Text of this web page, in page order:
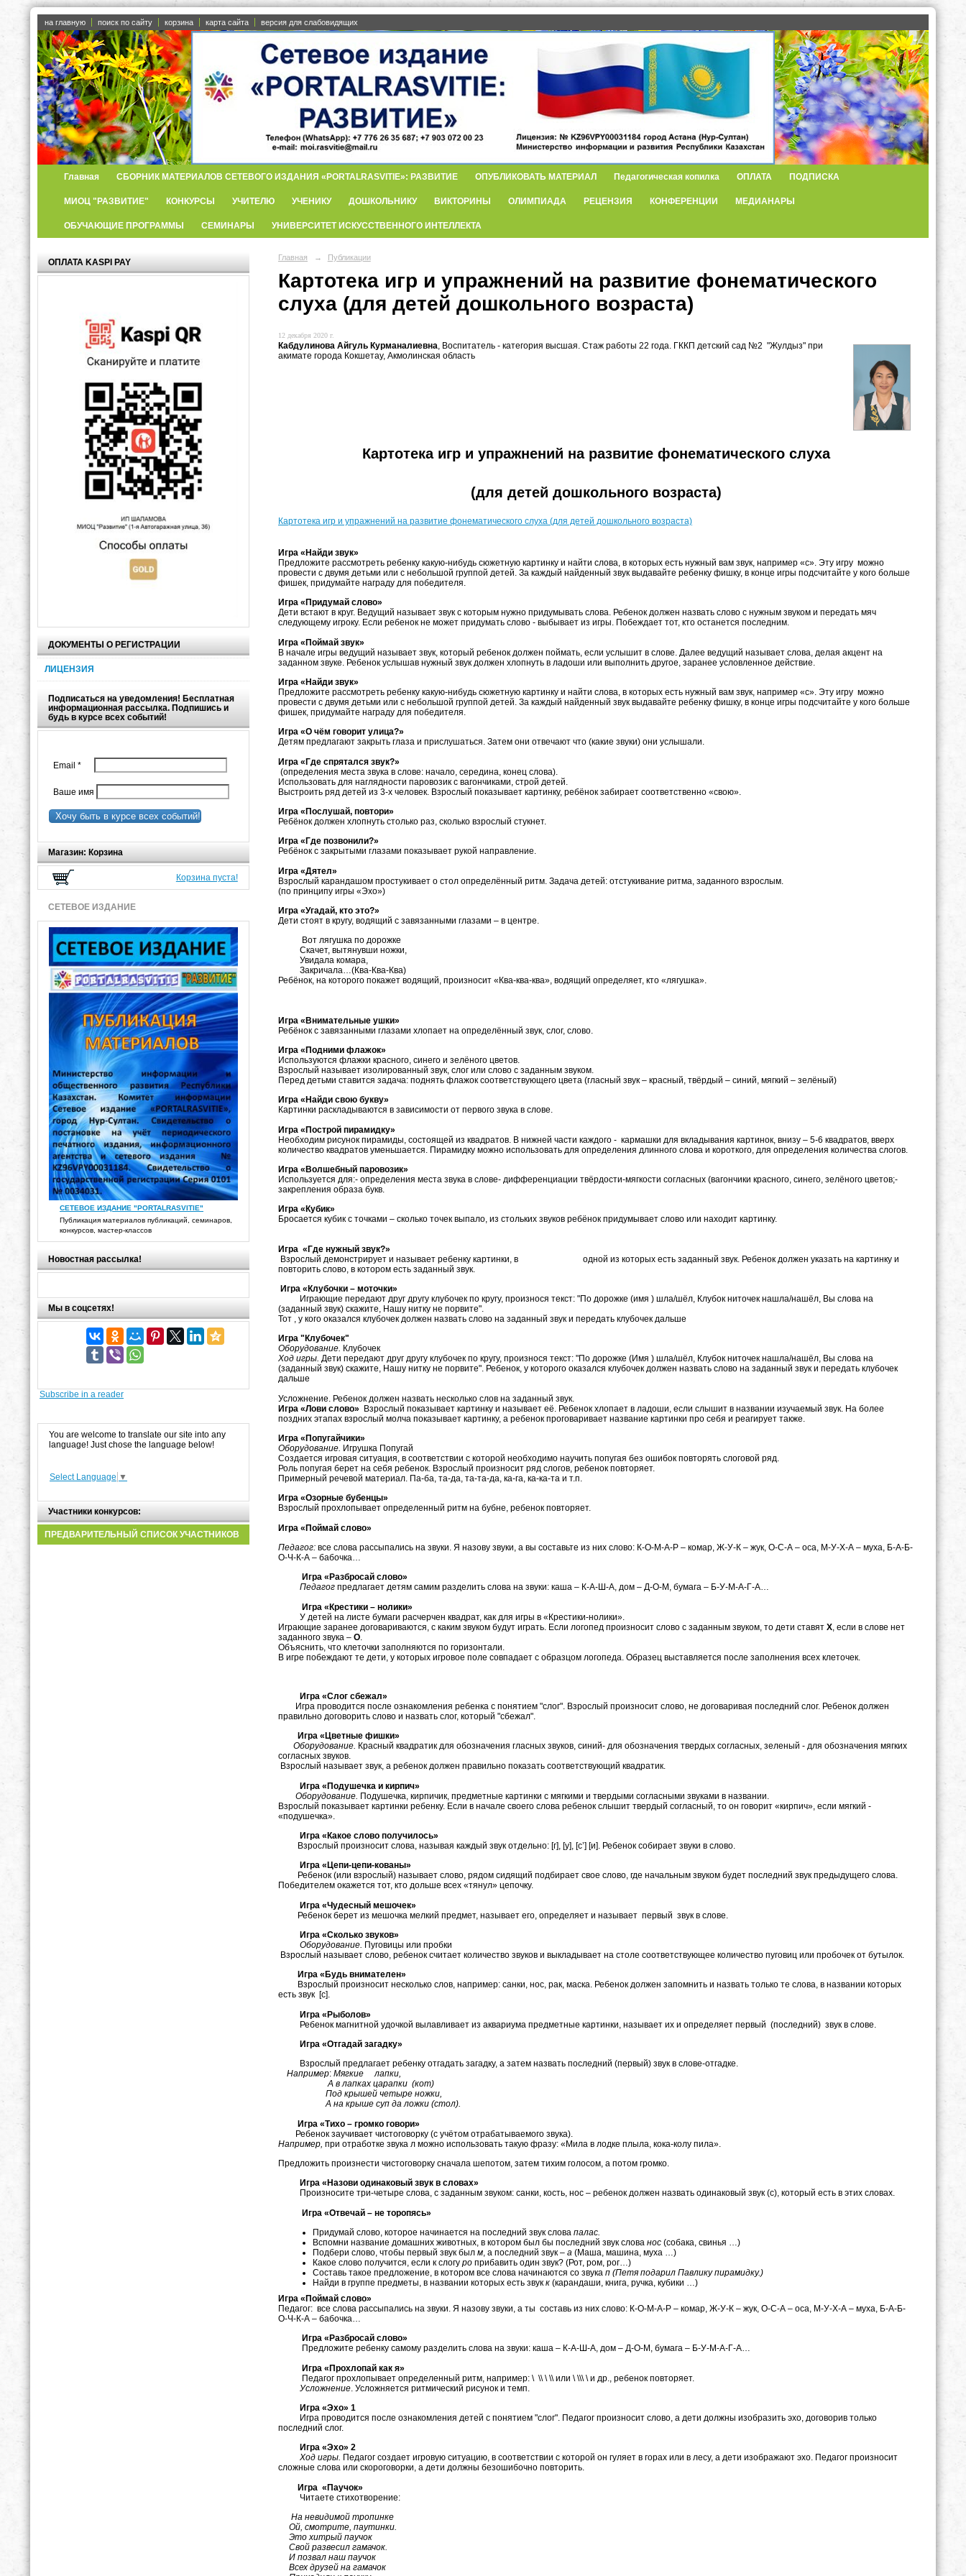
на главную поиск по сайту корзина карта сайта версия для слабовидящих
Главная СБОРНИК МАТЕРИАЛОВ СЕТЕВОГО ИЗДАНИЯ «PORTALRASVITIE»: РАЗВИТИЕ ОПУБЛИКОВАТЬ МАТЕРИАЛ Педагогическая копилка ОПЛАТА ПОДПИСКА
МИОЦ "РАЗВИТИЕ" КОНКУРСЫ УЧИТЕЛЮ УЧЕНИКУ ДОШКОЛЬНИКУ ВИКТОРИНЫ ОЛИМПИАДА РЕЦЕНЗИЯ КОНФЕРЕНЦИИ МЕДИАНАРЫ
ОБУЧАЮЩИЕ ПРОГРАММЫ СЕМИНАРЫ УНИВЕРСИТЕТ ИСКУССТВЕННОГО ИНТЕЛЛЕКТА
ОПЛАТА KASPI PAY
ДОКУМЕНТЫ О РЕГИСТРАЦИИ
ЛИЦЕНЗИЯ
Подписаться на уведомления! Бесплатная
информационная рассылка. Подпишись и
будь в курсе всех событий!
Email *
Ваше имя
Хочу быть в курсе всех событий!
Магазин: Корзина
Корзина пуста!
СЕТЕВОЕ ИЗДАНИЕ
СЕТЕВОЕ ИЗДАНИЕ "PORTALRASVITIE"
Публикация материалов публикаций, семинаров,
конкурсов, мастер-классов
Новостная рассылка!
Мы в соцсетях!
Subscribe in a reader
You are welcome to translate our site into any
language! Just chose the language below!
Select Language ▼
Участники конкурсов:
ПРЕДВАРИТЕЛЬНЫЙ СПИСОК УЧАСТНИКОВ
Главная → Публикации
Картотека игр и упражнений на развитие фонематического
слуха (для детей дошкольного возраста)
12 декабря 2020 г.
Кабдулинова Айгуль Курманалиевна , Воспитатель - категория высшая. Стаж работы 22 года. ГККП детский сад №2 "Жулдыз" при
акимате города Кокшетау, Акмолинская область
Картотека игр и упражнений на развитие фонематического слуха
(для детей дошкольного возраста)
Картотека игр и упражнений на развитие фонематического слуха (для детей дошкольного возраста)
Игра «Найди звук»
Предложите рассмотреть ребенку какую-нибудь сюжетную картинку и найти слова, в которых есть нужный вам звук, например «с». Эту игру можно
провести с двумя детьми или с небольшой группой детей. За каждый найденный звук выдавайте ребенку фишку, в конце игры подсчитайте у кого больше
фишек, придумайте награду для победителя.
Игра «Придумай слово»
Дети встают в круг. Ведущий называет звук с которым нужно придумывать слова. Ребенок должен назвать слово с нужным звуком и передать мяч
следующему игроку. Если ребенок не может придумать слово - выбывает из игры. Побеждает тот, кто останется последним.
Игра «Поймай звук»
В начале игры ведущий называет звук, который ребенок должен поймать, если услышит в слове. Далее ведущий называет слова, делая акцент на
заданном звуке. Ребенок услышав нужный звук должен хлопнуть в ладоши или выполнить другое, заранее условленное действие.
Игра «Найди звук»
Предложите рассмотреть ребенку какую-нибудь сюжетную картинку и найти слова, в которых есть нужный вам звук, например «с». Эту игру можно
провести с двумя детьми или с небольшой группой детей. За каждый найденный звук выдавайте ребенку фишку, в конце игры подсчитайте у кого больше
фишек, придумайте награду для победителя.
Игра «О чём говорит улица?»
Детям предлагают закрыть глаза и прислушаться. Затем они отвечают что (какие звуки) они услышали.
Игра «Где спрятался звук?»
(определения места звука в слове: начало, середина, конец слова).
Использовать для наглядности паровозик с вагончиками, строй детей.
Выстроить ряд детей из 3-х человек. Взрослый показывает картинку, ребёнок забирает соответственно «свою».
Игра «Послушай, повтори»
Ребёнок должен хлопнуть столько раз, сколько взрослый стукнет.
Игра «Где позвонили?»
Ребёнок с закрытыми глазами показывает рукой направление.
Игра «Дятел»
Взрослый карандашом простукивает о стол определённый ритм. Задача детей: отстукивание ритма, заданного взрослым.
(по принципу игры «Эхо»)
Игра «Угадай, кто это?»
Дети стоят в кругу, водящий с завязанными глазами – в центре.
Вот лягушка по дорожке
Скачет, вытянувши ножки,
Увидала комара,
Закричала…(Ква-Ква-Ква)
Ребёнок, на которого покажет водящий, произносит «Ква-ква-ква», водящий определяет, кто «лягушка».
Игра «Внимательные ушки»
Ребёнок с завязанными глазами хлопает на определённый звук, слог, слово.
Игра «Подними флажок»
Используются флажки красного, синего и зелёного цветов.
Взрослый называет изолированный звук, слог или слово с заданным звуком.
Перед детьми ставится задача: поднять флажок соответствующего цвета (гласный звук – красный, твёрдый – синий, мягкий – зелёный)
Игра «Найди свою букву»
Картинки раскладываются в зависимости от первого звука в слове.
Игра «Построй пирамидку»
Необходим рисунок пирамиды, состоящей из квадратов. В нижней части каждого - кармашки для вкладывания картинок, внизу – 5-6 квадратов, вверх
количество квадратов уменьшается. Пирамидку можно использовать для определения длинного слова и короткого, для определения количества слогов.
Игра «Волшебный паровозик»
Используется для:- определения места звука в слове- дифференциации твёрдости-мягкости согласных (вагончики красного, синего, зелёного цветов;-
закрепления образа букв.
Игра «Кубик»
Бросается кубик с точками – сколько точек выпало, из стольких звуков ребёнок придумывает слово или находит картинку.
Игра «Где нужный звук?»
Взрослый демонстрирует и называет ребенку картинки, в одной из которых есть заданный звук. Ребенок должен указать на картинку и
повторить слово, в котором есть заданный звук.
Игра «Клубочки – моточки»
Играющие передают друг другу клубочек по кругу, произнося текст: "По дорожке (имя ) шла/шёл, Клубок ниточек нашла/нашёл, Вы слова на
(заданный звук) скажите, Нашу нитку не порвите".
Тот , у кого оказался клубочек должен назвать слово на заданный звук и передать клубочек дальше
Игра "Клубочек"
Оборудование. Клубочек
Ход игры. Дети передают друг другу клубочек по кругу, произнося текст: "По дорожке (Имя ) шла/шёл, Клубок ниточек нашла/нашёл, Вы слова на
(заданный звук) скажите, Нашу нитку не порвите". Ребенок, у которого оказался клубочек должен назвать слово на заданный звук и передать клубочек
дальше
Усложнение. Ребенок должен назвать несколько слов на заданный звук.
Игра «Лови слово» Взрослый показывает картинку и называет её. Ребенок хлопает в ладоши, если слышит в названии изучаемый звук. На более
поздних этапах взрослый молча показывает картинку, а ребенок проговаривает название картинки про себя и реагирует также.
Игра «Попугайчики»
Оборудование. Игрушка Попугай
Создается игровая ситуация, в соответствии с которой необходимо научить попугая без ошибок повторять слоговой ряд.
Роль попугая берет на себя ребенок. Взрослый произносит ряд слогов, ребенок повторяет.
Примерный речевой материал. Па-ба, та-да, та-та-да, ка-га, ка-ка-та и т.п.
Игра «Озорные бубенцы»
Взрослый прохлопывает определенный ритм на бубне, ребенок повторяет.
Игра «Поймай слово»
Педагог: все слова рассыпались на звуки. Я назову звуки, а вы составьте из них слово: К-О-М-А-Р – комар, Ж-У-К – жук, О-С-А – оса, М-У-Х-А – муха, Б-А-Б-
О-Ч-К-А – бабочка…
Игра «Разбросай слово»
Педагог предлагает детям самим разделить слова на звуки: каша – К-А-Ш-А, дом – Д-О-М, бумага – Б-У-М-А-Г-А…
Игра «Крестики – нолики»
У детей на листе бумаги расчерчен квадрат, как для игры в «Крестики-нолики».
Играющие заранее договариваются, с каким звуком будут играть. Если логопед произносит слово с заданным звуком, то дети ставят Х , если в слове нет
заданного звука – О
Объяснить, что клеточки заполняются по горизонтали.
В игре побеждают те дети, у которых игровое поле совпадает с образцом логопеда. Образец выставляется после заполнения всех клеточек.
Игра «Слог сбежал»
Игра проводится после ознакомления ребенка с понятием "слог". Взрослый произносит слово, не договаривая последний слог. Ребенок должен
правильно договорить слово и назвать слог, который "сбежал".
Игра «Цветные фишки»
Оборудование. Красный квадратик для обозначения гласных звуков, синий- для обозначения твердых согласных, зеленый - для обозначения мягких
согласных звуков.
Взрослый называет звук, а ребенок должен правильно показать соответствующий квадратик.
Игра «Подушечка и кирпич»
Оборудование. Подушечка, кирпичик, предметные картинки с мягкими и твердыми согласными звуками в названии.
Взрослый показывает картинки ребенку. Если в начале своего слова ребенок слышит твердый согласный, то он говорит «кирпич», если мягкий -
«подушечка».
Игра «Какое слово получилось»
Взрослый произносит слова, называя каждый звук отдельно: [г], [у], [с’] [и]. Ребенок собирает звуки в слово.
Игра «Цепи-цепи-кованы»
Ребенок (или взрослый) называет слово, рядом сидящий подбирает свое слово, где начальным звуком будет последний звук предыдущего слова.
Победителем окажется тот, кто дольше всех «тянул» цепочку.
Игра «Чудесный мешочек»
Ребенок берет из мешочка мелкий предмет, называет его, определяет и называет первый звук в слове.
Игра «Сколько звуков»
Оборудование. Пуговицы или пробки
Взрослый называет слово, ребенок считает количество звуков и выкладывает на столе соответствующее количество пуговиц или пробочек от бутылок.
Игра «Будь внимателен»
Взрослый произносит несколько слов, например: санки, нос, рак, маска. Ребенок должен запомнить и назвать только те слова, в названии которых
есть звук [с].
Игра «Рыболов»
Ребенок магнитной удочкой вылавливает из аквариума предметные картинки, называет их и определяет первый (последний) звук в слове.
Игра «Отгадай загадку»
Взрослый предлагает ребенку отгадать загадку, а затем назвать последний (первый) звук в слове-отгадке.
Например: Мягкие лапки,
А в лапках царапки (кот)
Под крышей четыре ножки,
А на крыше суп да ложки (стол).
Игра «Тихо – громко говори»
Ребенок заучивает чистоговорку (с учётом отрабатываемого звука).
Например, при отработке звука л можно использовать такую фразу: «Мила в лодке плыла, кока-колу пила».
Предложить произнести чистоговорку сначала шепотом, затем тихим голосом, а потом громко.
Игра «Назови одинаковый звук в словах»
Произносите три-четыре слова, с заданным звуком: санки, кость, нос – ребенок должен назвать одинаковый звук (с), который есть в этих словах.
Игра «Отвечай – не торопясь»
Придумай слово, которое начинается на последний звук слова палас.
Вспомни название домашних животных, в котором был бы последний звук слова нос (собака, свинья …)
Подбери слово, чтобы первый звук был м, а последний звук – а (Маша, машина, муха …)
Какое слово получится, если к слогу ро прибавить один звук? (Рот, ром, рог…)
Составь такое предложение, в котором все слова начинаются со звука п (Петя подарил Павлику пирамидку.)
Найди в группе предметы, в названии которых есть звук к (карандаши, книга, ручка, кубики …)
Игра «Поймай слово»
Педагог: все слова рассыпались на звуки. Я назову звуки, а ты составь из них слово: К-О-М-А-Р – комар, Ж-У-К – жук, О-С-А – оса, М-У-Х-А – муха, Б-А-Б-
О-Ч-К-А – бабочка…
Игра «Разбросай слово»
Предложите ребенку самому разделить слова на звуки: каша – К-А-Ш-А, дом – Д-О-М, бумага – Б-У-М-А-Г-А…
Игра «Прохлопай как я»
Педагог прохлопывает определенный ритм, например: \ \\ \ \\ или \ \\\ \ и др., ребенок повторяет.
Усложнение . Усложняется ритмический рисунок и темп.
Игра «Эхо» 1
Игра проводится после ознакомления детей с понятием "слог". Педагог произносит слово, а дети должны изобразить эхо, договорив только
последний слог.
Игра «Эхо» 2
Ход игры. Педагог создает игровую ситуацию, в соответствии с которой он гуляет в горах или в лесу, а дети изображают эхо. Педагог произносит
сложные слова или скороговорки, а дети должны безошибочно повторить.
Игра «Паучок»
Читаете стихотворение:
На невидимой тропинке
Ой, смотрите, паутинки.
Это хитрый паучок
Свой развесил гамачок.
И позвал наш паучок
Всех друзей на гамачок